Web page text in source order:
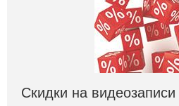
Скидки на